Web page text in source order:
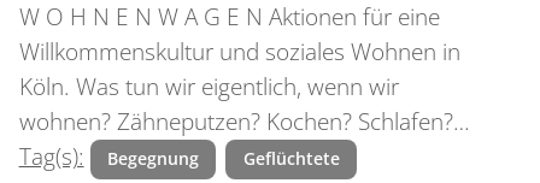
W O H N E N W A G E N Aktionen für eine
Willkommenskultur und soziales Wohnen in
Köln. Was tun wir eigentlich, wenn wir
wohnen? Zähneputzen? Kochen? Schlafen?…
Tag(s):
Begegnung Geflüchtete